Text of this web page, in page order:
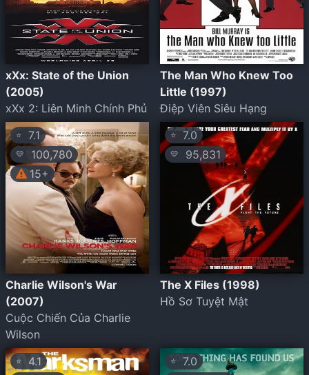
xXx: State of the Union
(2005)
xXx 2: Liên Minh Chính Phủ
The Man Who Knew Too
Little (1997)
Điệp Viên Siêu Hạng
⭐ 7.1
💛
100,780
15+
Charlie Wilson's War
(2007)
Cuộc Chiến Của Charlie
Wilson
⭐ 7.0
💛 95,831
The X Files (1998)
Hồ Sơ Tuyệt Mật
⭐
4.1
⭐
7.0